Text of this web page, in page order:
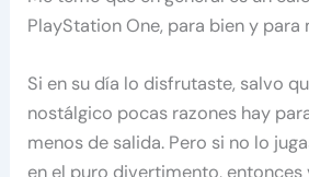
PlayStation One, para bien y para
Si en su día lo disfrutaste, salvo
nostálgico pocas razones hay
menos de salida. Pero si no lo
en el puro divertimento, entonces